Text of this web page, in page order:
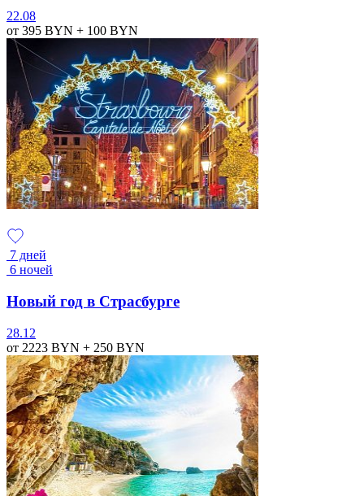
22.08
от 395 BYN + 100 BYN
7 дней
6 ночей
Новый год в Страсбурге
28.12
от 2223 BYN + 250 BYN